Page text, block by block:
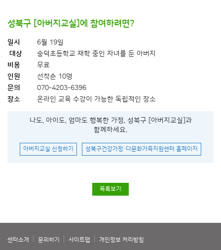
성북구 [아버지교실]에 참여하려면?
일시
6월 19일
대상
숭덕초등학교 재학 중인 자녀를 둔 아버지
비용
무료
인원
선착순 10명
문의
070-4203-6396
장소
온라인 교육 수강이 가능한 독립적인 장소
나도, 아이도, 엄마도 행복한 가정, 성북구 [아버지교실]과
함께하세요.
아버지교실 신청하기 성북구건강가정·다문화가족지원센터 홈페이지
목록보기
센터소개 문의하기 사이트맵 개인정보 처리방침